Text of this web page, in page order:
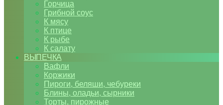
Горчица
Грибной соус
К мясу
К птице
К рыбе
К салату
ВЫПЕЧКА
Вафли
Коржики
Пироги, беляши, чебуреки
Блины, оладьи, сырники
Торты, пирожные